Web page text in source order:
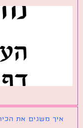
משנים את הכיתוב על